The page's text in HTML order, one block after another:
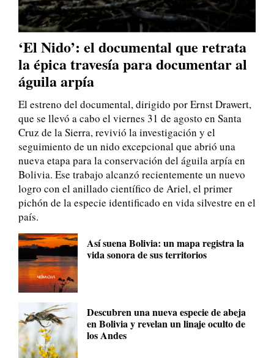
‘El Nido’: el documental que retrata
la épica travesía para documentar al
águila arpía
El estreno del documental, dirigido por Ernst Drawert,
que se llevó a cabo el viernes 31 de agosto en Santa
Cruz de la Sierra, revivió la investigación y el
seguimiento de un nido excepcional que abrió una
nueva etapa para la conservación del águila arpía en
Bolivia. Ese trabajo alcanzó recientemente un nuevo
logro con el anillado científico de Ariel, el primer
pichón de la especie identificado en vida silvestre en el
país.
Así suena Bolivia: un mapa registra la
vida sonora de sus territorios
Descubren una nueva especie de abeja
en Bolivia y revelan un linaje oculto de
los Andes